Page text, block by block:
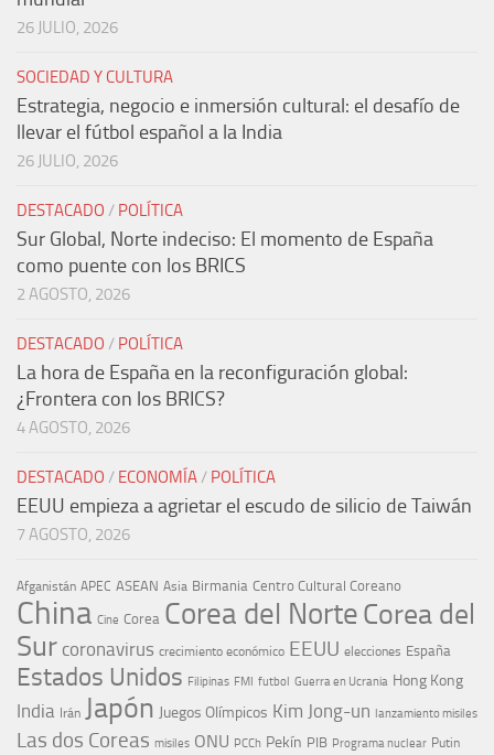
26 JULIO, 2026
SOCIEDAD Y CULTURA
Estrategia, negocio e inmersión cultural: el desafío de
llevar el fútbol español a la India
26 JULIO, 2026
DESTACADO / POLÍTICA
Sur Global, Norte indeciso: El momento de España
como puente con los BRICS
2 AGOSTO, 2026
DESTACADO / POLÍTICA
La hora de España en la reconfiguración global:
¿Frontera con los BRICS?
4 AGOSTO, 2026
DESTACADO / ECONOMÍA/ POLÍTICA
EEUU empieza a agrietar el escudo de silicio de Taiwán
7 AGOSTO, 2026
Afganistán APEC ASEAN Asia Birmania Centro Cultural Coreano
China Cine Corea Corea del NorteCorea del
Sur coronavirus crecimiento económico EEUU elecciones España
Estados Unidos Filipinas FMI futbol Guerra en Ucrania Hong Kong
India Irán Japón Juegos Olímpicos Kim Jong-un lanzamiento misiles
Las dos Coreas misiles ONU PCCh Pekín PIB Programa nuclear Putin